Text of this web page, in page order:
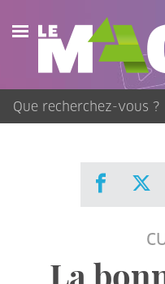
Actualités
Agenda
Publications
La